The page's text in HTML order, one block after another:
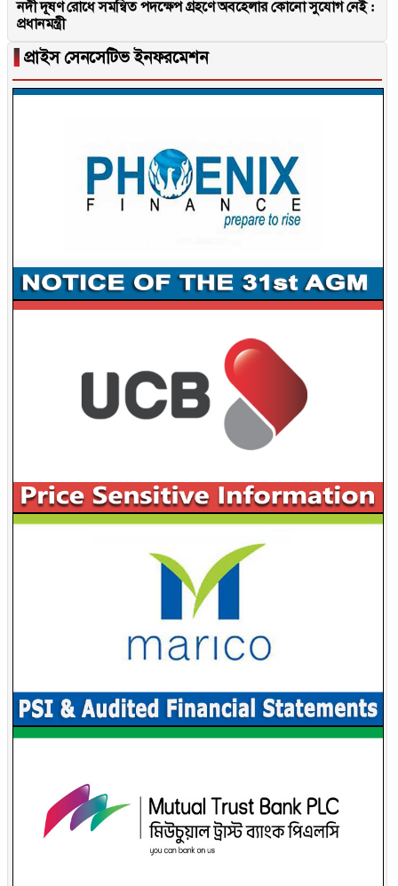
নদী দূষণ রোধে সমন্বিত পদক্ষেপ গ্রহণে অবহেলার কোনো সুযোগ নেই :
প্রধানমন্ত্রী
▐ প্রাইস সেনসেটিভ ইনফরমেশন